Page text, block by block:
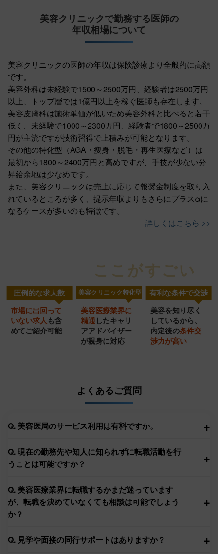
美容クリニックで勤務する医師の
年収相場について
美容クリニックの医師の年収は保険診療より全般的に高額
です。
美容外科は未経験で1500～2500万円、経験者は2500万円
以上、トップ層では1億円以上を稼ぐ医師も存在します。
美容皮膚科は施術単価が低いため美容外科と比べると若干
低く、未経験で1000～2300万円、経験者で1800～2500万
円が主流ですが技術習得で上積みが可能となります。
その他の特化型（AGA・痩身・脱毛・再生医療など）は
最初から1800～2400万円と高めですが、手技が少ない分
昇給余地は少なめです。
また、美容クリニックは売上に応じて報奨金制度を取り入
れているところが多く、提示年収よりもさらにプラスαに
なるケースが多いのも特徴です。
詳しくはこちら >>
美容クリニック
特化型
圧倒的
求人数
充実の
転職サポート
ここがすごい
圧倒的な求人数
市場に出回って
いない求人も含
めてご紹介可能
美容クリニック特化型
美容医療業界に
精通したキャリ
アアドバイザー
が親身に対応
有利な条件で交渉
美容を知り尽く
しているから、
内定後の条件交
渉力が高い
よくあるご質問
Q. 美容医局のサービス利用は有料ですか。 +
Q. 現在の勤務先や知人に知られずに転職活動を行
うことは可能ですか？
+
Q. 美容医療業界に転職するかまだ迷っています
が、転職を決めていなくても相談は可能でしょう
か？
+
Q. 見学や面接の同行サポートはありますか？ +